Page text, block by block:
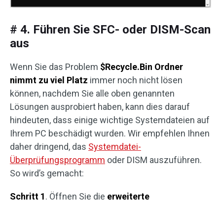
# 4. Führen Sie SFC- oder DISM-Scan
aus
Wenn Sie das Problem $Recycle.Bin Ordner
nimmt zu viel Platz immer noch nicht lösen
können, nachdem Sie alle oben genannten
Lösungen ausprobiert haben, kann dies darauf
hindeuten, dass einige wichtige Systemdateien auf
Ihrem PC beschädigt wurden. Wir empfehlen Ihnen
daher dringend, das Systemdatei-
Überprüfungsprogramm oder DISM auszuführen.
So wird’s gemacht:
Schritt 1. Öffnen Sie die erweiterte